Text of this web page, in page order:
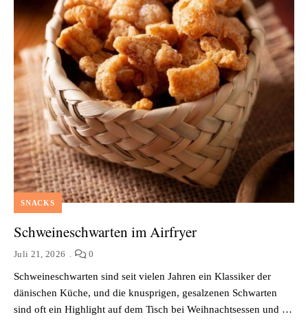
SNACKS
Schweineschwarten im Airfryer
Juli 21, 2026 0
Schweineschwarten sind seit vielen Jahren ein Klassiker der
dänischen Küche, und die knusprigen, gesalzenen Schwarten
sind oft ein Highlight auf dem Tisch bei Weihnachtsessen und …